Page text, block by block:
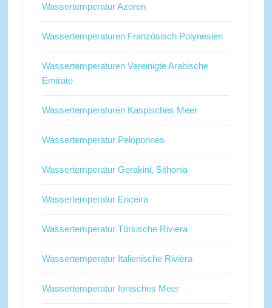
Wassertemperatur Azoren
Wassertemperaturen Französisch Polynesien
Wassertemperaturen Vereinigte Arabische
Emirate
Wassertemperaturen Kaspisches Meer
Wassertemperatur Peloponnes
Wassertemperatur Gerakini, Sithonia
Wassertemperatur Ericeira
Wassertemperatur Türkische Riviera
Wassertemperatur Italienische Riviera
Wassertemperatur Ionisches Meer